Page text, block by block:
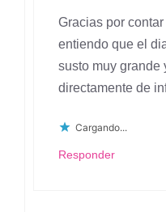
Gracias por
entiendo que el
susto muy grande
directamente de
Cargando...
Responder